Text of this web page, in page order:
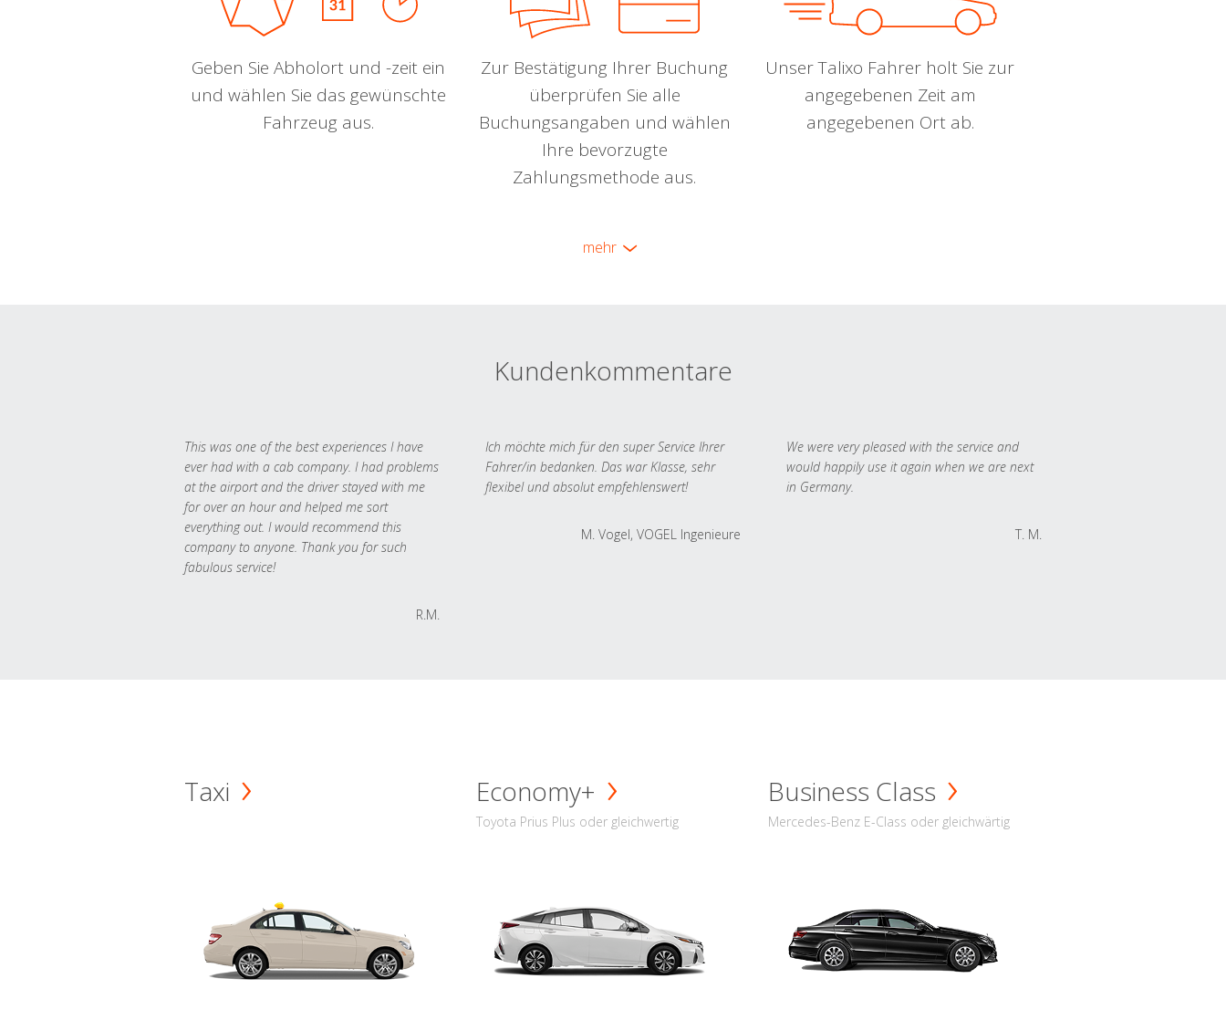
Geben Sie Abholort und -zeit ein
und wählen Sie das gewünschte
Fahrzeug aus.
Zur Bestätigung Ihrer Buchung
überprüfen Sie alle
Buchungsangaben und wählen
Ihre bevorzugte
Zahlungsmethode aus.
Unser Talixo Fahrer holt Sie zur
angegebenen Zeit am
angegebenen Ort ab.
mehr
Kundenkommentare
This was one of the best experiences I have
ever had with a cab company. I had problems
at the airport and the driver stayed with me
for over an hour and helped me sort
everything out. I would recommend this
company to anyone. Thank you for such
fabulous service!
R.M.
Ich möchte mich für den super Service Ihrer
Fahrer/in bedanken. Das war Klasse, sehr
flexibel und absolut empfehlenswert!
M. Vogel, VOGEL Ingenieure
We were very pleased with the service and
would happily use it again when we are next
in Germany.
T. M.
Taxi Economy+
Toyota Prius Plus oder gleichwertig
Business Class
Mercedes-Benz E-Class oder gleichwärtig